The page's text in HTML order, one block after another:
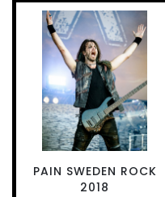
PAIN SWEDEN ROCK
2018